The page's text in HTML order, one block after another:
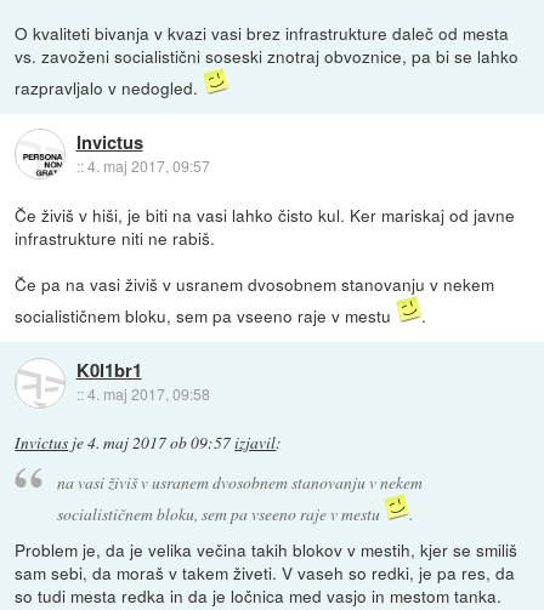
O kvaliteti bivanja v kvazi vasi brez infrastrukture daleč od mesta
vs. zavoženi socialistični soseski znotraj obvoznice, pa bi se lahko
razpravljalo v nedogled.
Invictus
::4. maj 2017, 09:57
Če živiš v hiši, je biti na vasi lahko čisto kul. Ker mariskaj od javne
infrastrukture niti ne rabiš.
Če pa na vasi živiš v usranem dvosobnem stanovanju v nekem
socialističnem bloku, sem pa vseeno raje v mestu
.
K0l1br1
::4. maj 2017, 09:58
Invictus je4. maj 2017 ob 09:57izjavil:
na vasi živiš v usranem dvosobnem stanovanju v nekem
socialističnem bloku, sem pa vseeno raje v mestu
.
Problem je, da je velika večina takih blokov v mestih, kjer se smiliš
sam sebi, da moraš v takem živeti. V vaseh so redki, je pa res, da
so tudi mesta redka in da je ločnica med vasjo in mestom tanka.